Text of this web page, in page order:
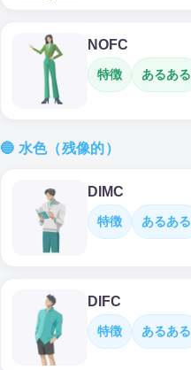
NOFC
特徴 あるある
🔵 水色（残像的）
DIMC
特徴 あるある
DIFC
特徴 あるある